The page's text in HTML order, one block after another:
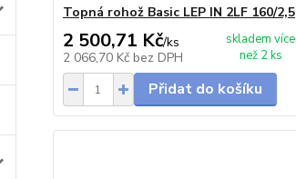
Topná rohož Basic LEP IN 2LF 160/2,5
2 500,71 Kč/ks
2 066,70 Kč bez DPH
skladem více
než 2 ks
Přidat do košíku